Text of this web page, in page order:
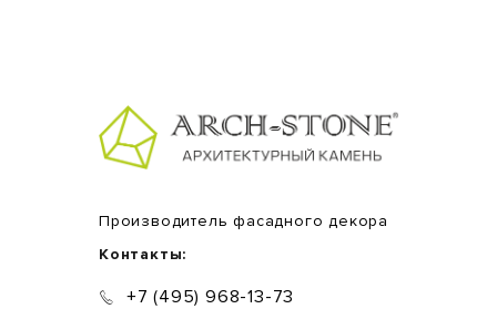
Производитель фасадного декора
Контакты:
+7 (495) 968-13-73